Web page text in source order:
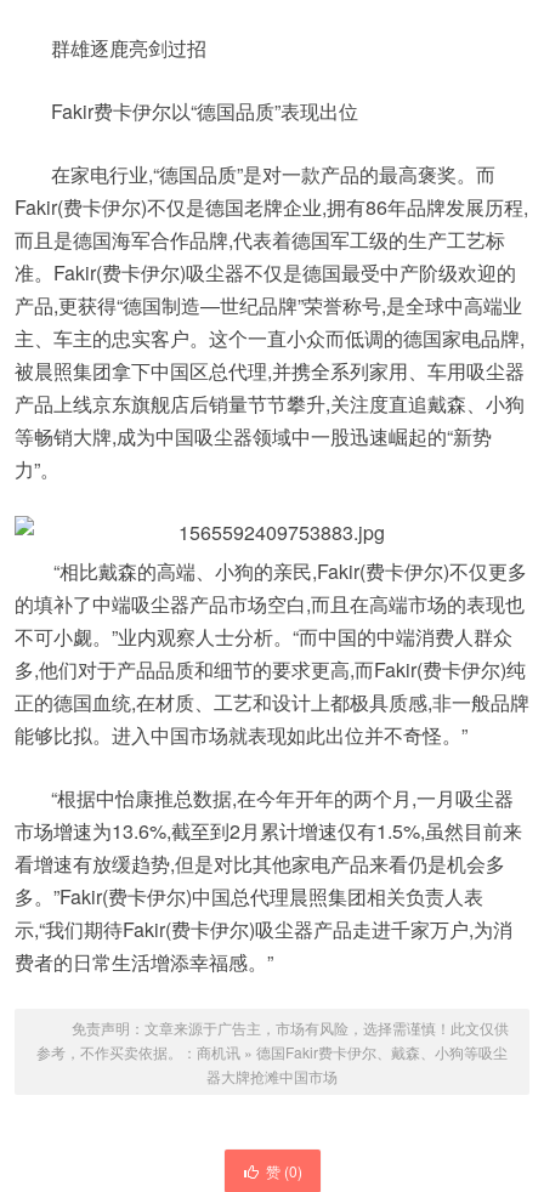
群雄逐鹿亮剑过招
Fakir费卡伊尔以“德国品质”表现出位
在家电行业,“德国品质”是对一款产品的最高褒奖。而
Fakir(费卡伊尔)不仅是德国老牌企业,拥有86年品牌发展历程,
而且是德国海军合作品牌,代表着德国军工级的生产工艺标
准。Fakir(费卡伊尔)吸尘器不仅是德国最受中产阶级欢迎的
产品,更获得“德国制造—世纪品牌”荣誉称号,是全球中高端业
主、车主的忠实客户。这个一直小众而低调的德国家电品牌,
被晨照集团拿下中国区总代理,并携全系列家用、车用吸尘器
产品上线京东旗舰店后销量节节攀升,关注度直追戴森、小狗
等畅销大牌,成为中国吸尘器领域中一股迅速崛起的“新势
力”。
“相比戴森的高端、小狗的亲民,Fakir(费卡伊尔)不仅更多
的填补了中端吸尘器产品市场空白,而且在高端市场的表现也
不可小觑。”业内观察人士分析。“而中国的中端消费人群众
多,他们对于产品品质和细节的要求更高,而Fakir(费卡伊尔)纯
正的德国血统,在材质、工艺和设计上都极具质感,非一般品牌
能够比拟。进入中国市场就表现如此出位并不奇怪。”
“根据中怡康推总数据,在今年开年的两个月,一月吸尘器
市场增速为13.6%,截至到2月累计增速仅有1.5%,虽然目前来
看增速有放缓趋势,但是对比其他家电产品来看仍是机会多
多。”Fakir(费卡伊尔)中国总代理晨照集团相关负责人表
示,“我们期待Fakir(费卡伊尔)吸尘器产品走进千家万户,为消
费者的日常生活增添幸福感。”
免责声明：文章来源于广告主，市场有风险，选择需谨慎！此文仅供
参考，不作买卖依据。： 商机讯 » 德国Fakir费卡伊尔、戴森、小狗等吸尘
器大牌抢滩中国市场
赞 (0)